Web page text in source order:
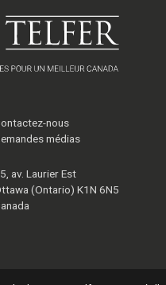
nous
médias
av. Laurier Est
(Ontario) K1N 6N5